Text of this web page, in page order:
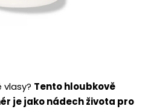
vlasy? Tento hloubkově
je jako nádech života pro